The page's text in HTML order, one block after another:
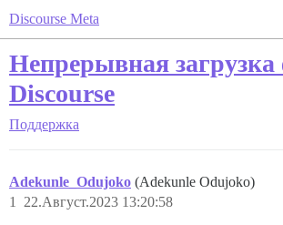
Discourse Meta
Непрерывная
Discourse
Поддержка
Adekunle_Odujoko (Adekunle Odujoko)
22.Август.2023 13:20:58
1